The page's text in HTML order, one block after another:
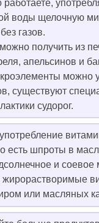
работаете,
воды щелочную
газов.
получить из
апельсинов и
можно
существуют
судорог.
есть шпроты в
и соевое
жирорастворимые
или масляных